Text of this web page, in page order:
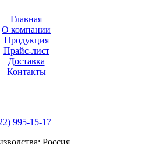
Главная
О компании
Продукция
Прайс-лист
Доставка
Контакты
995-15-17
Россия,